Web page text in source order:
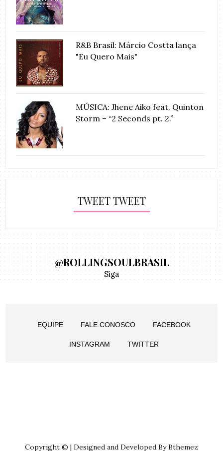
R&B Brasil: Márcio Costta lança
"Eu Quero Mais"
MÚSICA: Jhene Aiko feat. Quinton
Storm – “2 Seconds pt. 2.”
TWEET TWEET
@ROLLINGSOULBRASIL
Siga
EQUIPE FALE CONOSCO FACEBOOK
INSTAGRAM TWITTER
Copyright © | Designed and Developed By Bthemez